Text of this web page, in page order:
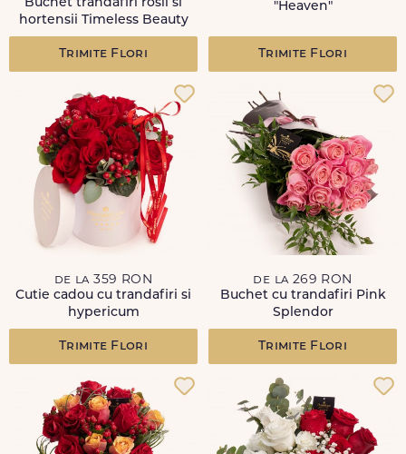
Buchet trandafiri rosii si
hortensii Timeless Beauty
Trimite Flori
"Heaven"
Trimite Flori
de la 359 RON
Cutie cadou cu trandafiri si
hypericum
Trimite Flori
de la 269 RON
Buchet cu trandafiri Pink
Splendor
Trimite Flori